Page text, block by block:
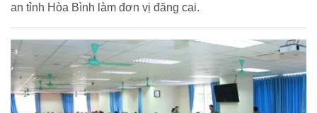
an tỉnh Hòa Bình làm đơn vị đăng cai.